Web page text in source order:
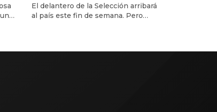
Sudamericana y dio a los
convocados ante Tigre con
El delantero de la Selección arribará
al país este fin de semana. Pero
Matador.